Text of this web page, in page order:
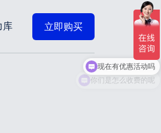
库 立即购买
现在有优惠活动吗